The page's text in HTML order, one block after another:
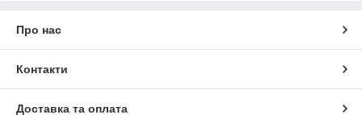
Про нас
Контакти
Доставка та оплата